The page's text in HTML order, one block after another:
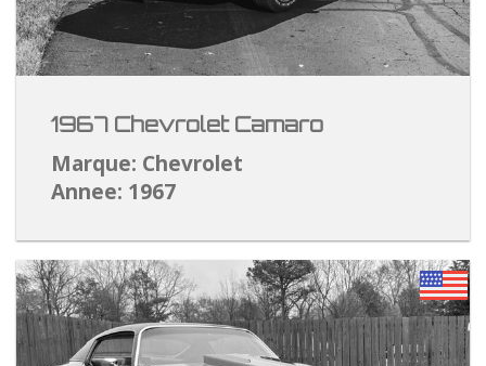
1967 Chevrolet Camaro
Marque: Chevrolet
Annee: 1967